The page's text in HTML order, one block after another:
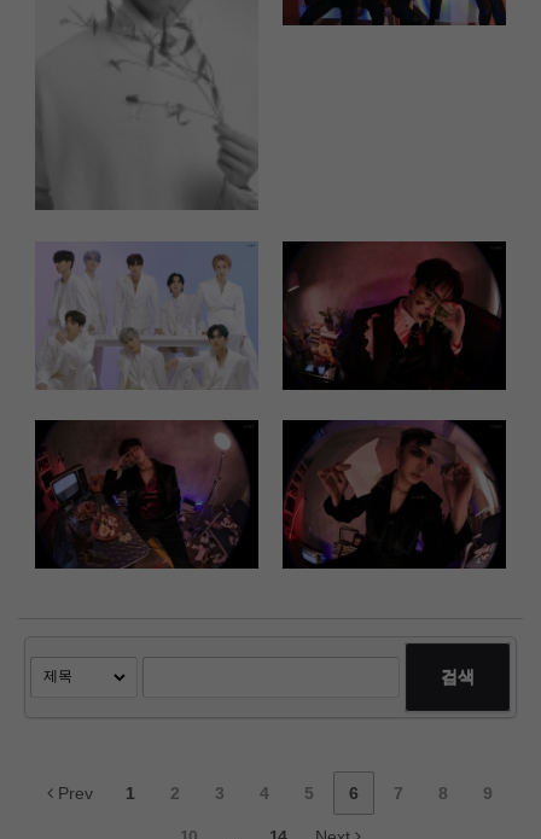
검색
Prev 1 2 3 4 5 6 7 8 9